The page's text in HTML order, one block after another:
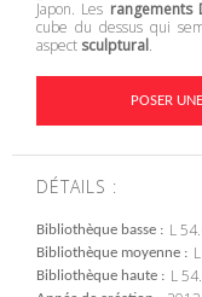
Japon. Les rangements
cube du dessus qui
aspect sculptural.
POSER
DÉTAILS :
Bibliothèque basse L
Bibliothèque moyenne
Bibliothèque haute L